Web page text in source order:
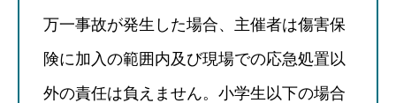
万一事故が発生した場合、主催者は傷害保
険に加入の範囲内及び現場での応急処置以
外の責任は負えません。小学生以下の場合